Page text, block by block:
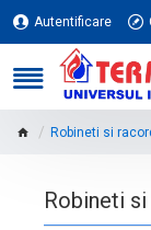
Autentificare
Robineti si
Robineti